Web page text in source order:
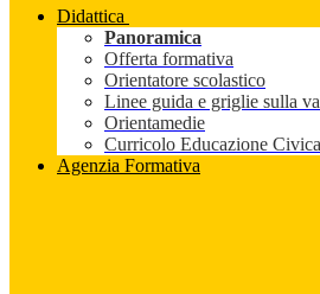
Didattica
Panoramica
Offerta formativa
Orientatore scolastico
Linee guida e griglie sulla
Orientamedie
Curricolo Educazione Civica
Agenzia Formativa